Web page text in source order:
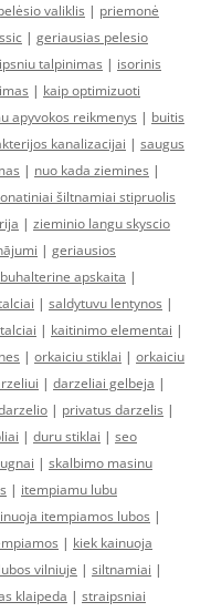
valiklis | priemonė
| geriausias pelesio
talpinimas | isorinis
| kaip optimizuoti
apyvokos reikmenys | buitis
kanalizacijai | saugus
| nuo kada ziemines |
šiltnamiai stipruolis
| zieminio langu skyscio
| geriausios
buhalterine apskaita |
| saldytuvu lentynos |
| kaitinimo elementai |
| orkaiciu stiklai | orkaiciu
| darzeliai gelbeja |
| privatus darzelis |
| duru stiklai | seo
| skalbimo masinu
| itempiamu lubu
itempiamos lubos |
| kiek kainuoja
lubos vilniuje | siltnamiai |
klaipeda | straipsniai